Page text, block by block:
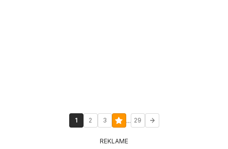
1 2 3 ... 29
REKLAME